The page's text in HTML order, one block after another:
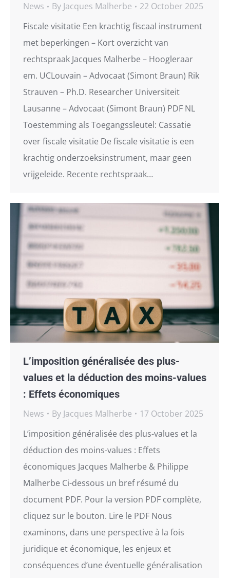
News By Jacques Malherbe
22 October 2025
Fiscale visitatie Een krachtig fiscaal instrument
met beperkingen – Kort overzicht van
rechtspraak Jacques Malherbe – Hoogleraar
em. UCLouvain – Advocaat (Simont Braun) Rik
Strauven – Ph.D. Researcher Universiteit
Lausanne – Advocaat (Simont Braun) PDF NL
Toestemming als Toegangssleutel: Cassatie
over fiscale visitatie De fiscale visitatie is een
krachtig onderzoeksinstrument, maar geen
vrijgeleide. Recente rechtspraak…
L’imposition généralisée des plus-
values et la déduction des moins-values
: Effets économiques
News By Jacques Malherbe
17 October 2025
L’imposition généralisée des plus-values et la
déduction des moins-values : Effets
économiques Jacques Malherbe & Philippe
Malherbe Ci-dessous un bref résumé du
document PDF. Pour la version PDF complète,
cliquez sur le bouton. Lire le PDF Nous
examinons, dans une perspective à la fois
juridique et économique, les enjeux et
conséquences d’une éventuelle généralisation